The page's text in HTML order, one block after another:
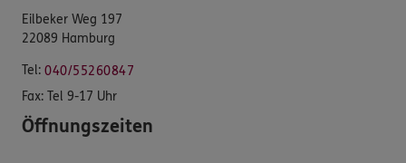
Eilbeker Weg 197
22089 Hamburg
Tel: 040/55260847
Fax: Tel 9-17 Uhr
Öffnungszeiten